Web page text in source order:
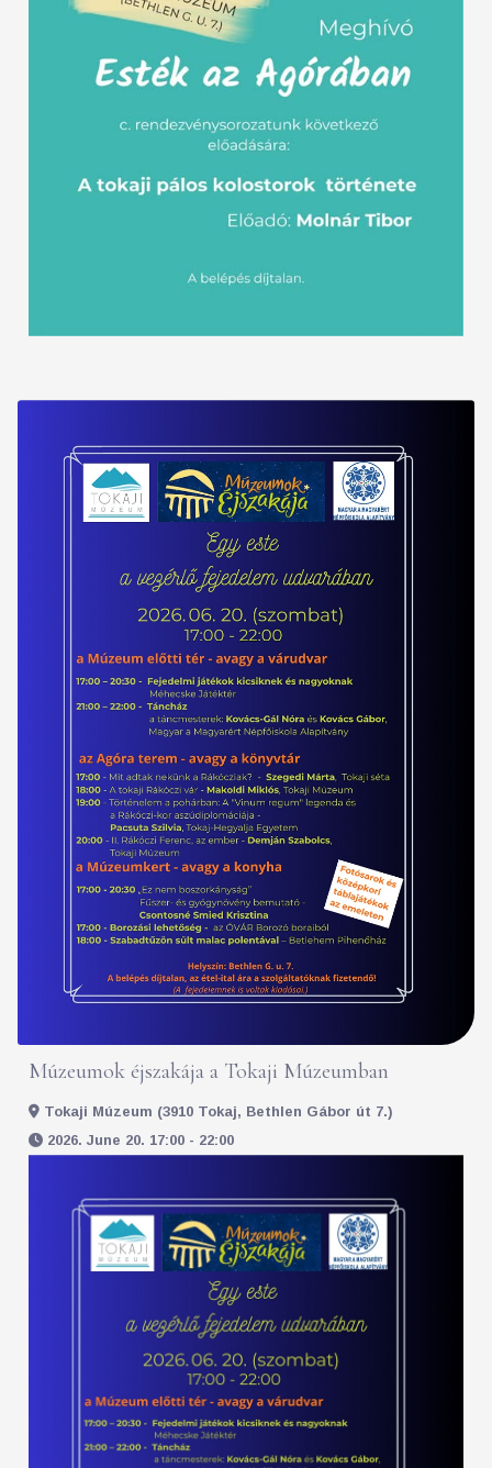
Múzeumok éjszakája a Tokaji Múzeumban
Tokaji Múzeum (3910 Tokaj, Bethlen Gábor út 7.)
2026. June 20. 17:00 - 22:00